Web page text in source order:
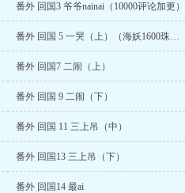
番外 回国3 爷爷nainai（10000评论加更）
番外 回国 5 一哭（上）（海妖1600珠加更）
番外 回国7 二闹（上）
番外 回国 9 二闹（下）
番外 回国 11 三上吊（中）
番外 回国13 三上吊（下）
番外 回国14 最ai